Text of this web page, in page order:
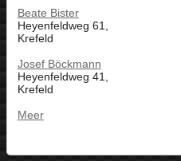
Beate Bister
Heyenfeldweg 61,
Krefeld
Josef Böckmann
Heyenfeldweg 41,
Krefeld
Meer